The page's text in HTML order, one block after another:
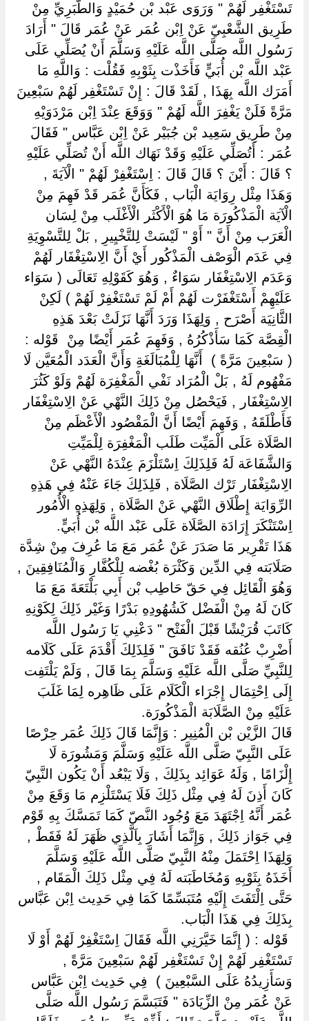
تَسْتَغْفِر لَهُمْ " وَرَوَى عَبْد بْن حُمَيْدٍ وَالطَّبَرِيِّ مِنْ
طَرِيق الشَّعْبِيّ عَنْ اِبْن عُمَر عَنْ عُمَر قَالَ " أَرَادَ
رَسُول اللَّه صَلَّى اللَّه عَلَيْهِ وَسَلَّمَ أَنْ يُصَلِّي عَلَى
عَبْد اللَّه بْن أُبَيٍّ فَأَخَذْت بِثَوْبِهِ فَقُلْت : وَاللَّهِ مَا
أَمَرَك اللَّه بِهَذَا , لَقَدْ قَالَ : إِنْ تَسْتَغْفِر لَهُمْ سَبْعِينَ
مَرَّةً فَلَنْ يَغْفِرَ اللَّه لَهُمْ " وَوَقَعَ عِنْدَ اِبْن مَرْدَوَيْهِ
مِنْ طَرِيق سَعِيد بْن جُبَيْر عَنْ اِبْن عَبَّاس " فَقَالَ
عُمَر : أَتُصَلِّي عَلَيْهِ وَقَدْ نَهَاك اللَّه أَنْ تُصَلِّي عَلَيْهِ
؟ قَالَ : أَيْنَ ؟ قَالَ قَالَ : اِسْتَغْفِرْ لَهُمْ " الْآيَةَ ,
وَهَذَا مِثْل رِوَايَة الْبَاب , فَكَأَنَّ عُمَر قَدْ فَهِمَ مِنْ
الْآيَة الْمَذْكُورَة مَا هُوَ الْأَكْثَر الْأَغْلَب مِنْ لِسَان
الْعَرَب مِنْ أَنَّ " أَوْ " لَيْسَتْ لِلتَّخْيِيرِ , بَلْ لِلتَّسْوِيَةِ
فِي عَدَم الْوَصْف الْمَذْكُور أَيْ أَنَّ الِاسْتِغْفَار لَهُمْ
وَعَدَم الِاسْتِغْفَار سَوَاءٌ , وَهُوَ كَقَوْلِهِ تَعَالَى ( سَوَاء
عَلَيْهِمْ أَسْتَغْفَرْت لَهُمْ أَمْ لَمْ تَسْتَغْفِرْ لَهُمْ ) لَكِنْ
الثَّانِيَة أَصْرَح , وَلِهَذَا وَرَدَ أَنَّهَا نَزَلَتْ بَعْدَ هَذِهِ
الْقِصَّة كَمَا سَأَذْكُرُهُ , وَفَهِمَ عُمَر أَيْضًا مِنْ ‏ ‏قَوْله :
( سَبْعِينَ مَرَّةً ) ‏ ‏أَنَّهَا لِلْمُبَالَغَةِ وَأَنَّ الْعَدَد الْمُعَيَّن لَا
مَفْهُوم لَهُ , بَلْ الْمُرَاد نَفْي الْمَغْفِرَة لَهُمْ وَلَوْ كَثُرَ
الِاسْتِغْفَار , فَيَحْصُل مِنْ ذَلِكَ النَّهْي عَنْ الِاسْتِغْفَار
فَأَطْلَقَهُ , وَفَهِمَ أَيْضًا أَنَّ الْمَقْصُود الْأَعْظَم مِنْ
الصَّلَاة عَلَى الْمَيِّت طَلَب الْمَغْفِرَة لِلْمَيِّتِ
وَالشَّفَاعَة لَهُ فَلِذَلِكَ اِسْتَلْزَمَ عِنْدَهُ النَّهْي عَنْ
الِاسْتِغْفَار تَرْك الصَّلَاة , فَلِذَلِكَ جَاءَ عَنْهُ فِي هَذِهِ
الرِّوَايَة إِطْلَاق النَّهْي عَنْ الصَّلَاة , وَلِهَذِهِ الْأُمُور
اِسْتَنْكَرَ إِرَادَة الصَّلَاة عَلَى عَبْد اللَّه بْن أُبَيٍّ.
هَذَا تَقْرِير مَا صَدَرَ عَنْ عُمَر مَعَ مَا عُرِفَ مِنْ شِدَّة
صَلَابَته فِي الدِّين وَكَثْرَة بُغْضه لِلْكُفَّارِ وَالْمُنَافِقِينَ ,
وَهُوَ الْقَائِل فِي حَقّ حَاطِب بْن أَبِي بَلْتَعَةَ مَعَ مَا
كَانَ لَهُ مِنْ الْفَضْل كَشُهُودِهِ بَدْرًا وَغَيْر ذَلِكَ لِكَوْنِهِ
كَاتَبَ قُرَيْشًا قَبْلَ الْفَتْح " دَعْنِي يَا رَسُول اللَّه
أَضْرِبْ عُنُقه فَقَدْ نَافَقَ " فَلِذَلِكَ أَقْدَمَ عَلَى كَلَامه
لِلنَّبِيِّ صَلَّى اللَّه عَلَيْهِ وَسَلَّمَ بِمَا قَالَ , وَلَمْ يَلْتَفِت
إِلَى اِحْتِمَال إِجْرَاء الْكَلَام عَلَى ظَاهِره لِمَا غَلَبَ
عَلَيْهِ مِنْ الصَّلَابَة الْمَذْكُورَة.
قَالَ الزَّيْن بْن الْمُنِير : وَإِنَّمَا قَالَ ذَلِكَ عُمَر حِرْصًا
عَلَى النَّبِيّ صَلَّى اللَّه عَلَيْهِ وَسَلَّمَ وَمَشُورَة لَا
إِلْزَامًا , وَلَهُ عَوَائِد بِذَلِكَ , وَلَا يَبْعُد أَنْ يَكُون النَّبِيّ
كَانَ أَذِنَ لَهُ فِي مِثْل ذَلِكَ فَلَا يَسْتَلْزِم مَا وَقَعَ مِنْ
عُمَر أَنَّهُ اِجْتَهَدَ مَعَ وُجُود النَّصّ كَمَا تَمَسَّكَ بِهِ قَوْم
فِي جَوَاز ذَلِكَ , وَإِنَّمَا أَشَارَ بِاَلَّذِي ظَهَرَ لَهُ فَقَطْ ,
وَلِهَذَا اِحْتَمَلَ مِنْهُ النَّبِيّ صَلَّى اللَّه عَلَيْهِ وَسَلَّمَ
أَخَذَهُ بِثَوْبِهِ وَمُخَاطَبَته لَهُ فِي مِثْل ذَلِكَ الْمَقَام ,
حَتَّى اِلْتَفَتَ إِلَيْهِ مُتَبَسِّمًا كَمَا فِي حَدِيث اِبْن عَبَّاس
بِذَلِكَ فِي هَذَا الْبَاب.
‏ ‏قَوْله : ( إِنَّمَا خَيَّرَنِي اللَّه فَقَالَ اِسْتَغْفِرْ لَهُمْ أَوْ لَا
تَسْتَغْفِر لَهُمْ إِنْ تَسْتَغْفِر لَهُمْ سَبْعِينَ مَرَّةً ,
وَسَأَزِيدُهُ عَلَى السَّبْعِينَ ) ‏ ‏فِي حَدِيث اِبْن عَبَّاس
عَنْ عُمَر مِنْ الزِّيَادَة " فَتَبَسَّمَ رَسُول اللَّه صَلَّى